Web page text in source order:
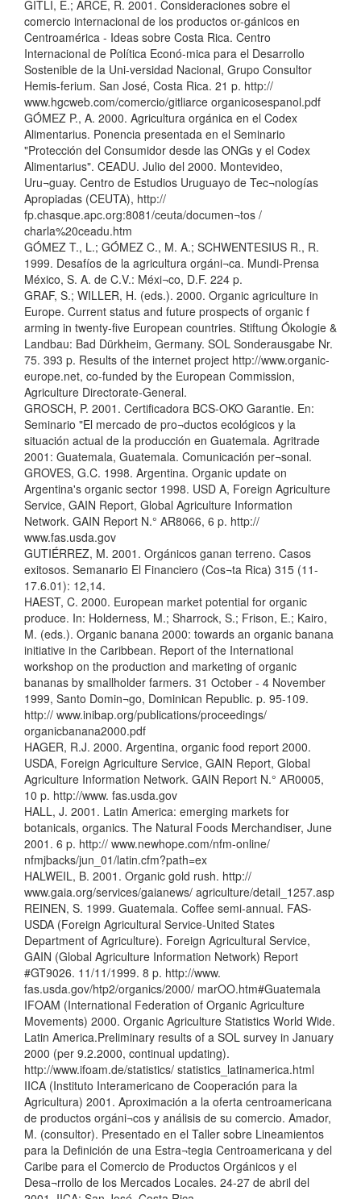
GITLI, E.; ARCE, R. 2001. Consideraciones sobre el
comercio internacional de los productos or-gánicos en
Centroamérica - Ideas sobre Costa Rica. Centro
Internacional de Política Econó-mica para el Desarrollo
Sostenible de la Uni-versidad Nacional, Grupo Consultor
Hemis-ferium. San José, Costa Rica. 21 p. http://
www.hgcweb.com/comercio/gitliarce organicosespanol.pdf
GÓMEZ P., A. 2000. Agricultura orgánica en el Codex
Alimentarius. Ponencia presentada en el Seminario
"Protección del Consumidor desde las ONGs y el Codex
Alimentarius". CEADU. Julio del 2000. Montevideo,
Uru¬guay. Centro de Estudios Uruguayo de Tec¬nologías
Apropiadas (CEUTA), http://
fp.chasque.apc.org:8081/ceuta/documen¬tos /
charla%20ceadu.htm
GÓMEZ T., L.; GÓMEZ C., M. A.; SCHWENTESIUS R., R.
1999. Desafíos de la agricultura orgáni¬ca. Mundi-Prensa
México, S. A. de C.V.: Méxi¬co, D.F. 224 p.
GRAF, S.; WILLER, H. (eds.). 2000. Organic agriculture in
Europe. Current status and future prospects of organic f
arming in twenty-five European countries. Stiftung Ókologie &
Landbau: Bad Dürkheim, Germany. SOL Sonderausgabe Nr.
75. 393 p. Results of the internet project http://www.organic-
europe.net, co-funded by the European Commission,
Agriculture Directorate-General.
GROSCH, P. 2001. Certificadora BCS-OKO Garantie. En:
Seminario "El mercado de pro¬ductos ecológicos y la
situación actual de la producción en Guatemala. Agritrade
2001: Guatemala, Guatemala. Comunicación per¬sonal.
GROVES, G.C. 1998. Argentina. Organic update on
Argentina's organic sector 1998. USD A, Foreign Agriculture
Service, GAIN Report, Global Agriculture Information
Network. GAIN Report N.° AR8066, 6 p. http://
www.fas.usda.gov
GUTIÉRREZ, M. 2001. Orgánicos ganan terreno. Casos
exitosos. Semanario El Financiero (Cos¬ta Rica) 315 (11-
17.6.01): 12,14.
HAEST, C. 2000. European market potential for organic
produce. In: Holderness, M.; Sharrock, S.; Frison, E.; Kairo,
M. (eds.). Organic banana 2000: towards an organic banana
initiative in the Caribbean. Report of the International
workshop on the production and marketing of organic
bananas by smallholder farmers. 31 October - 4 November
1999, Santo Domin¬go, Dominican Republic. p. 95-109.
http:// www.inibap.org/publications/proceedings/
organicbanana2000.pdf
HAGER, R.J. 2000. Argentina, organic food report 2000.
USDA, Foreign Agriculture Service, GAIN Report, Global
Agriculture Information Network. GAIN Report N.° AR0005,
10 p. http://www. fas.usda.gov
HALL, J. 2001. Latin America: emerging markets for
botanicals, organics. The Natural Foods Merchandiser, June
2001. 6 p. http:// www.newhope.com/nfm-online/
nfmjbacks/jun_01/latin.cfm?path=ex
HALWEIL, B. 2001. Organic gold rush. http://
www.gaia.org/services/gaianews/ agriculture/detail_1257.asp
REINEN, S. 1999. Guatemala. Coffee semi-annual. FAS-
USDA (Foreign Agricultural Service-United States
Department of Agriculture). Foreign Agricultural Service,
GAIN (Global Agriculture Information Network) Report
#GT9026. 11/11/1999. 8 p. http://www.
fas.usda.gov/htp2/organics/2000/ marOO.htm#Guatemala
IFOAM (International Federation of Organic Agriculture
Movements) 2000. Organic Agriculture Statistics World Wide.
Latin America.Preliminary results of a SOL survey in January
2000 (per 9.2.2000, continual updating).
http://www.ifoam.de/statistics/ statistics_latinamerica.html
IICA (Instituto Interamericano de Cooperación para la
Agricultura) 2001. Aproximación a la oferta centroamericana
de productos orgáni¬cos y análisis de su comercio. Amador,
M. (consultor). Presentado en el Taller sobre Lineamientos
para la Definición de una Estra¬tegia Centroamericana y del
Caribe para el Comercio de Productos Orgánicos y el
Desa¬rrollo de los Mercados Locales. 24-27 de abril del